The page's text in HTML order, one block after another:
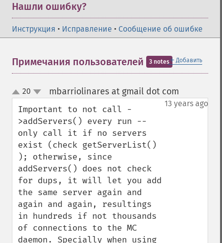
Нашли ошибку?
Инструкция • Исправление • Сообщение об ошибке
＋ Добавить
Примечания пользователей 3 notes
up
down
20 mbarriolinares at gmail dot com
13 years ago
Important to not call -
>addServers() every run --
only call it if no servers
exist (check getServerList()
); otherwise, since
addServers() does not check
for dups, it will let you add
the same server again and
again and again, resultings
in hundreds if not thousands
of connections to the MC
daemon. Specially when using